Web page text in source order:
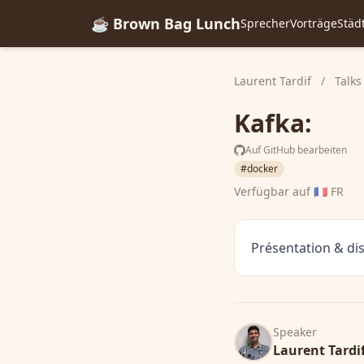
☕ Brown Bag LunchSprecherVorträge
Laurent Tardif / Talks
Kafka:
Auf GitHub bearbeiten
#docker
Verfügbar auf🇫🇷 FR
Présentation &
Speaker
Laurent